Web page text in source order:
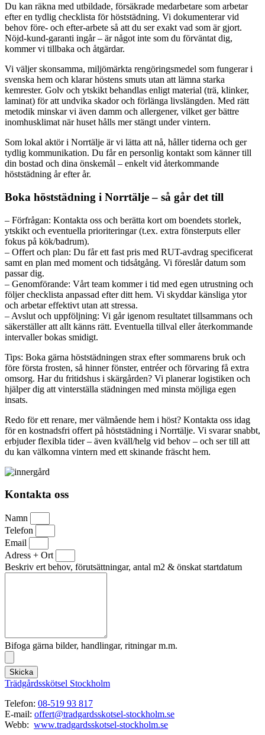
Du kan räkna med utbildade, försäkrade medarbetare som arbetar
efter en tydlig checklista för höststädning. Vi dokumenterar vid
behov före- och efter-arbete så att du ser exakt vad som är gjort.
Nöjd-kund-garanti ingår – är något inte som du förväntat dig,
kommer vi tillbaka och åtgärdar.
Vi väljer skonsamma, miljömärkta rengöringsmedel som fungerar i
svenska hem och klarar höstens smuts utan att lämna starka
kemrester. Golv och ytskikt behandlas enligt material (trä, klinker,
laminat) för att undvika skador och förlänga livslängden. Med rätt
metodik minskar vi även damm och allergener, vilket ger bättre
inomhusklimat när huset hålls mer stängt under vintern.
Som lokal aktör i Norrtälje är vi lätta att nå, håller tiderna och ger
tydlig kommunikation. Du får en personlig kontakt som känner till
din bostad och dina önskemål – enkelt vid återkommande
höststädning år efter år.
Boka höststädning i Norrtälje – så går det till
– Förfrågan: Kontakta oss och berätta kort om boendets storlek,
ytskikt och eventuella prioriteringar (t.ex. extra fönsterputs eller
fokus på kök/badrum).
– Offert och plan: Du får ett fast pris med RUT-avdrag specificerat
samt en plan med moment och tidsåtgång. Vi föreslår datum som
passar dig.
– Genomförande: Vårt team kommer i tid med egen utrustning och
följer checklista anpassad efter ditt hem. Vi skyddar känsliga ytor
och arbetar effektivt utan att stressa.
– Avslut och uppföljning: Vi går igenom resultatet tillsammans och
säkerställer att allt känns rätt. Eventuella tillval eller återkommande
intervaller bokas smidigt.
Tips: Boka gärna höststädningen strax efter sommarens bruk och
före första frosten, så hinner fönster, entréer och förvaring få extra
omsorg. Har du fritidshus i skärgården? Vi planerar logistiken och
hjälper dig att vinterställa städningen med minsta möjliga egen
insats.
Redo för ett renare, mer välmående hem i höst? Kontakta oss idag
för en kostnadsfri offert på höststädning i Norrtälje. Vi svarar snabbt,
erbjuder flexibla tider – även kväll/helg vid behov – och ser till att
du kan välkomna vintern med ett skinande fräscht hem.
Kontakta oss
Namn
Telefon
Email
Adress + Ort
Beskriv ert behov, förutsättningar, antal m2 & önskat startdatum
Bifoga gärna bilder, handlingar, ritningar m.m.
Skicka
Trädgårdsskötsel Stockholm
Telefon: 08-519 93 817
E-mail: offert@tradgardsskotsel-stockholm.se
Webb: www.tradgardsskotsel-stockholm.se